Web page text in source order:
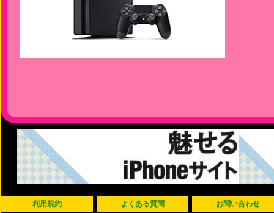
利用規約 よくある質問 お問い合わせ